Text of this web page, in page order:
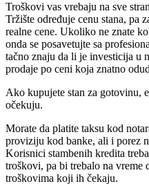
Troškovi vas vrebaju na sve
Tržište određuje cenu stana, pa
realne cene. Ukoliko ne znate
onda se posavetujte sa
tačno znaju da li je investicija u
prodaje po ceni koja znatno
Ako kupujete stan za gotovinu,
očekuju.
Morate da platite taksu kod
proviziju kod banke, ali i porez
Korisnici stambenih kredita
troškovi, pa bi trebalo na vreme
troškovima koji ih čekaju.